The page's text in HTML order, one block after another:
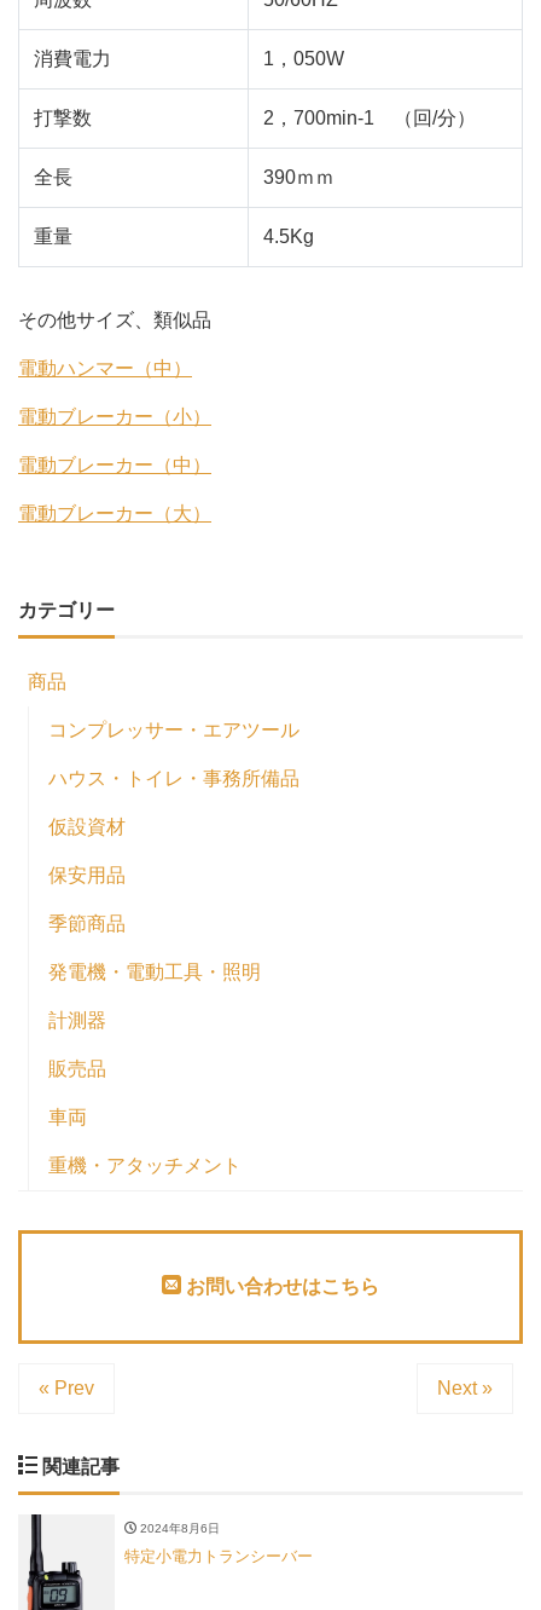
消費電力 1，050W
打撃数 2，700min-1 （回/分）
全長 390ｍｍ
重量 4.5Kg
その他サイズ、類似品
電動ハンマー（中）
電動ブレーカー（小）
電動ブレーカー（中）
電動ブレーカー（大）
カテゴリー
商品
コンプレッサー・エアツール
ハウス・トイレ・事務所備品
仮設資材
保安用品
季節商品
発電機・電動工具・照明
計測器
販売品
車両
重機・アタッチメント
お問い合わせはこちら
« Prev Next »
関連記事
2024年8月6日
特定小電力トランシーバー